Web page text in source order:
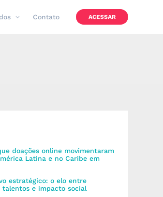
Contato ACESSAR
doações online movimentaram
Latina e no Caribe em
estratégico: o elo entre
e impacto social